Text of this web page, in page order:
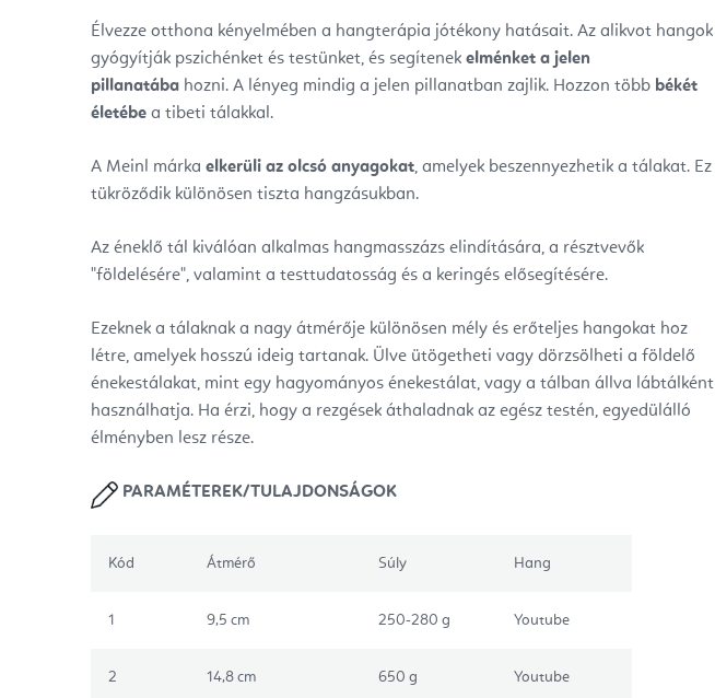
Élvezze otthona kényelmében a hangterápia jótékony hatásait. Az alikvot hangok
gyógyítják pszichénket és testünket, és segítenek elménket a jelen
pillanatába hozni. A lényeg mindig a jelen pillanatban zajlik. Hozzon több békét
életébe a tibeti tálakkal.
A Meinl márka elkerüli az olcsó anyagokat, amelyek beszennyezhetik a tálakat. Ez
tükröződik különösen tiszta hangzásukban.
Az éneklő tál kiválóan alkalmas hangmasszázs elindítására, a résztvevők
"földelésére", valamint a testtudatosság és a keringés elősegítésére.
Ezeknek a tálaknak a nagy átmérője különösen mély és erőteljes hangokat hoz
létre, amelyek hosszú ideig tartanak. Ülve ütögetheti vagy dörzsölheti a földelő
énekestálakat, mint egy hagyományos énekestálat, vagy a tálban állva lábtálként
használhatja. Ha érzi, hogy a rezgések áthaladnak az egész testén, egyedülálló
élményben lesz része.
PARAMÉTEREK/TULAJDONSÁGOK
Kód Átmérő Súly Hang
1 9,5 cm 250-280 g Youtube
2 14,8 cm 650 g Youtube